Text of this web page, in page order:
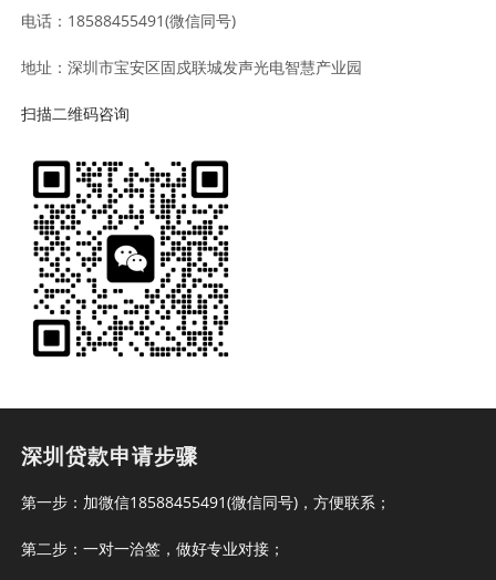
电话：18588455491(微信同号)
地址：深圳市宝安区固戍联城发声光电智慧产业园
扫描二维码咨询
深圳贷款申请步骤
第一步：加微信18588455491(微信同号)，方便联系；
第二步：一对一洽签，做好专业对接；